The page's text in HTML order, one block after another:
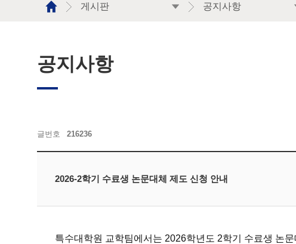
게시판
입학안내
공지사항
공지사항
글번호 216236
2026-2학기 수료생 논문대체 제도 신청 안내
특수대학원 교학팀에서는 2026학년도 2학기 수료생 논